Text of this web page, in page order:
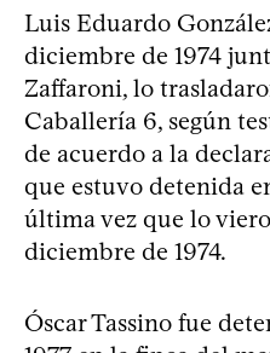
Luis Eduardo
diciembre de 1974
Zaffaroni, lo
Caballería 6, según
de acuerdo a la
que estuvo detenida
última vez que lo
diciembre de 1974.
Óscar Tassino fue